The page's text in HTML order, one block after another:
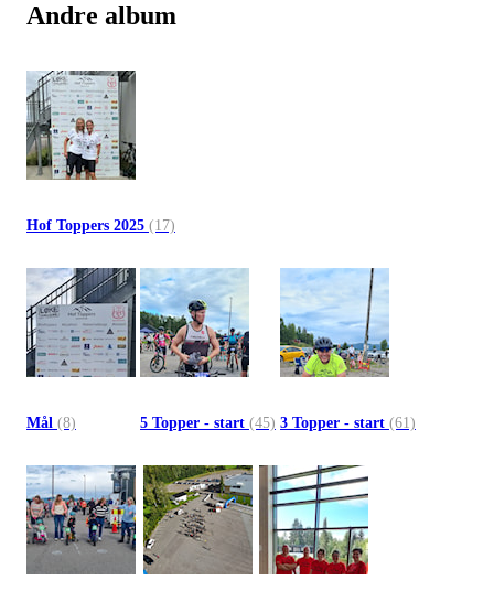
Andre album
Hof Toppers 2025 (17)
Mål (8) 5 Topper - start (45) 3 Topper - start (61)